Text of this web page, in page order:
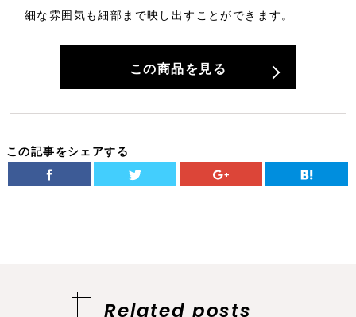
細な雰囲気も細部まで映し出すことができます。
この商品を見る
この記事をシェアする
Related posts